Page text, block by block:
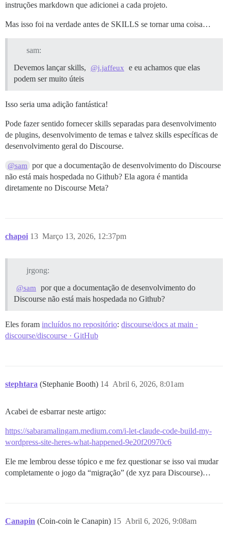
instruções markdown que adicionei a cada projeto.
Mas isso foi na verdade antes de SKILLS se tornar uma coisa…
sam:
Devemos lançar skills,
@j.jaffeux
e eu achamos que elas
podem ser muito úteis
Isso seria uma adição fantástica!
Pode fazer sentido fornecer skills separadas para desenvolvimento
de plugins, desenvolvimento de temas e talvez skills específicas de
desenvolvimento geral do Discourse.
@sam
por que a documentação de desenvolvimento do Discourse
não está mais hospedada no Github? Ela agora é mantida
diretamente no Discourse Meta?
chapoi Março 13, 2026, 12:37pm
13
jrgong:
@sam
por que a documentação de desenvolvimento do
Discourse não está mais hospedada no Github?
Eles foram incluídos no repositório: discourse/docs at main ·
discourse/discourse · GitHub
stephtara (Stephanie Booth) Abril 6, 2026, 8:01am
14
Acabei de esbarrar neste artigo:
https://sabaramalingam.medium.com/i-let-claude-code-build-my-
wordpress-site-heres-what-happened-9e20f20970c6
Ele me lembrou desse tópico e me fez questionar se isso vai mudar
completamente o jogo da “migração” (de xyz para Discourse)…
Canapin (Coin-coin le Canapin) Abril 6, 2026, 9:08am
15